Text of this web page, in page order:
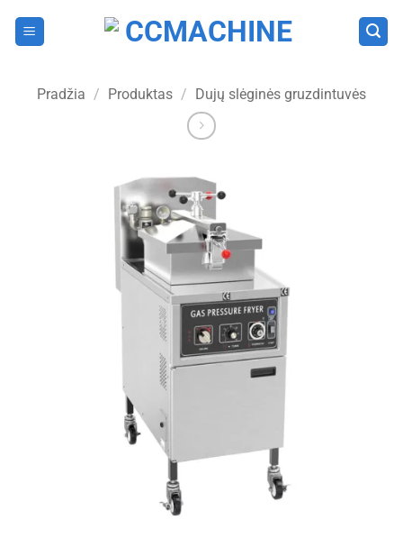
Pradžia / Produktas / Dujų slėginės gruzdintuvės